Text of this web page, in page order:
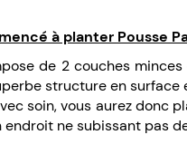
à planter Pousse
de 2 couches
structure en
soin, vous aurez donc
endroit ne subissant pas